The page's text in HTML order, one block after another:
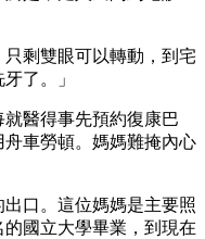
剩雙眼可以轉動，到宅
了。」
醫得事先預約復康巴
車勞頓。媽媽難掩內心
口。這位媽媽是主要照
國立大學畢業，到現在